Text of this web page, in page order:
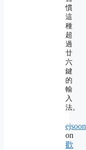
慣
這
種
超
過
廿
六
鍵
的
輸
入
法。
ejsoon
on
歡